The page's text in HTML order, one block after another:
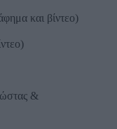
και βίντεο)
&